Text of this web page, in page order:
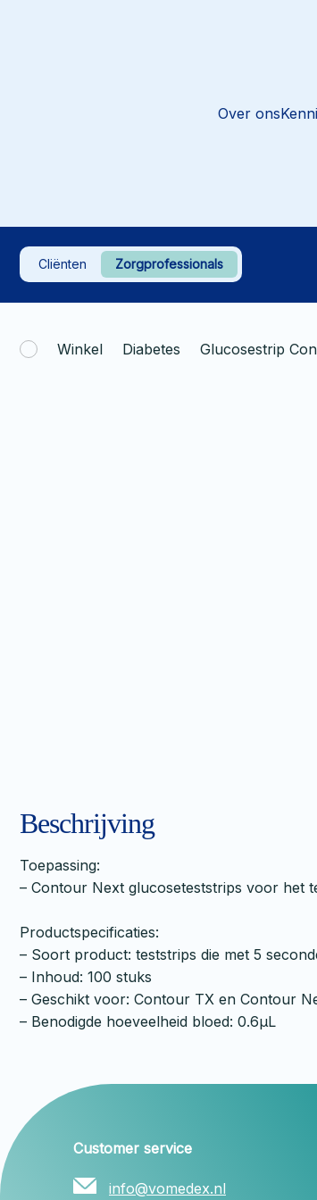
Over ons
Cliënten Zorgprofessionals
Winkel Diabetes Glucosestrip
Beschrijving
Toepassing:
– Contour Next glucoseteststrips voor het
Productspecificaties:
– Soort product: teststrips die met 5
– Inhoud: 100 stuks
– Geschikt voor: Contour TX en Contour
– Benodigde hoeveelheid bloed: 0.6µL
Customer service
info@vomedex.nl